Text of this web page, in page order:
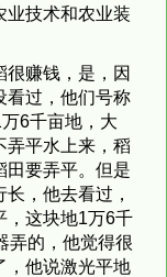
业技术和农业装
很赚钱，是，因
看过，他们号称
6千亩地，大
弄平水上来，稻
田要弄平。但是
，他去看过，
，这块地1万6千
弄的，他觉得很
，他说激光平地